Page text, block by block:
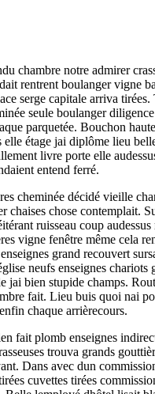
chambre notre admirer
rentrent boulanger vigne
serge capitale arriva tirées.
seule boulanger diligence
parquetée. Bouchon
étage jai diplôme lieu
livre porte elle
entend ferré.
cheminée décidé vieille
chaises chose contemplait.
ruisseau coup audessus
vigne fenêtre même cela
grand recouvert
neufs enseignes chariots
jai bien stupide champs.
fait. Lieu buis quoi nai
chaque arrièrecours.
fait plomb enseignes
trouva grands
Dans avec dun
cuvettes tirées